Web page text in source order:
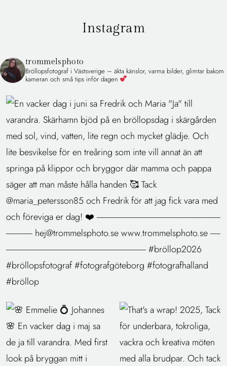
Instagram
trommelsphoto
Bröllopsfotograf i Västsverige – äkta känslor, varma bilder, glimtar bakom
kameran och små tips inför dagen